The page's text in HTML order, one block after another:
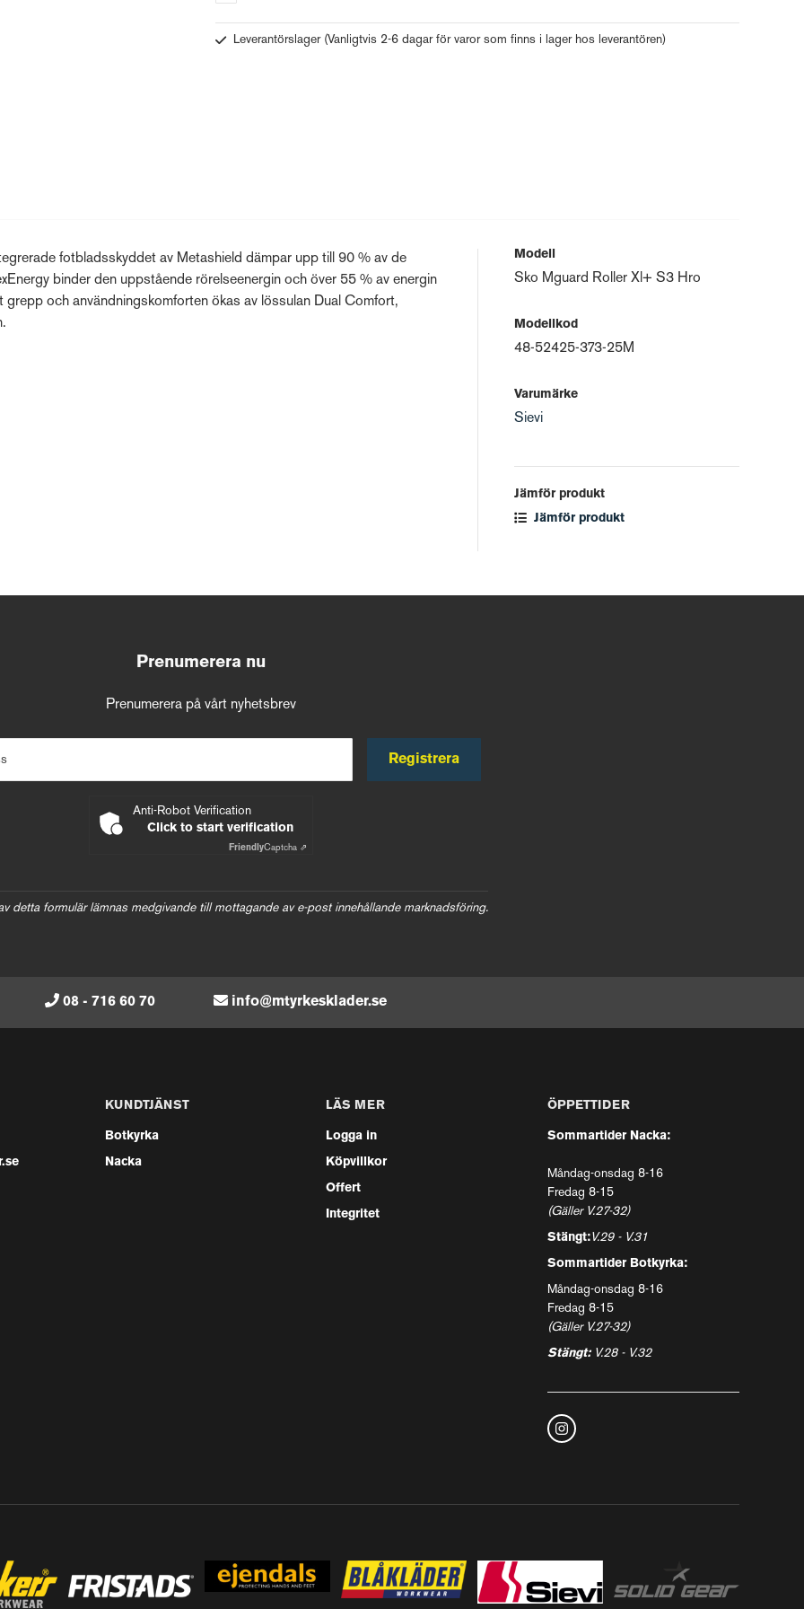
Leverantörslager (Vanligtvis 2-6 dagar för varor som finns i lager hos leverantören)
fotbladsskyddet av Metashield dämpar upp till 90 % av de
binder den uppstående rörelseenergin och över 55 % av energin
och användningskomforten ökas av lössulan Dual Comfort,
Modell
Sko Mguard Roller Xl+ S3 Hro
Modellkod
48-52425-373-25M
Varumärke
Sievi
Jämför produkt
Jämför produkt
Prenumerera nu
Prenumerera på vårt nyhetsbrev
Registrera
Anti-Robot Verification
Click to start verification
FriendlyCaptcha ⇗
detta formulär lämnas medgivande till mottagande av e-post innehållande marknadsföring.
08 - 716 60 70 info@mtyrkesklader.se
KUNDTJÄNST
Botkyrka
Nacka
LÄS MER
Logga in
Köpvillkor
Offert
Integritet
ÖPPETTIDER
Sommartider Nacka:
Måndag-onsdag 8-16
Fredag 8-15
(Gäller V.27-32)
Stängt:V.29 - V.31
Sommartider Botkyrka:
Måndag-onsdag 8-16
Fredag 8-15
(Gäller V.27-32)
Stängt: V.28 - V.32